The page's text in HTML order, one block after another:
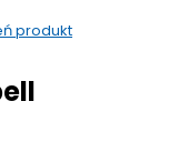
produkt